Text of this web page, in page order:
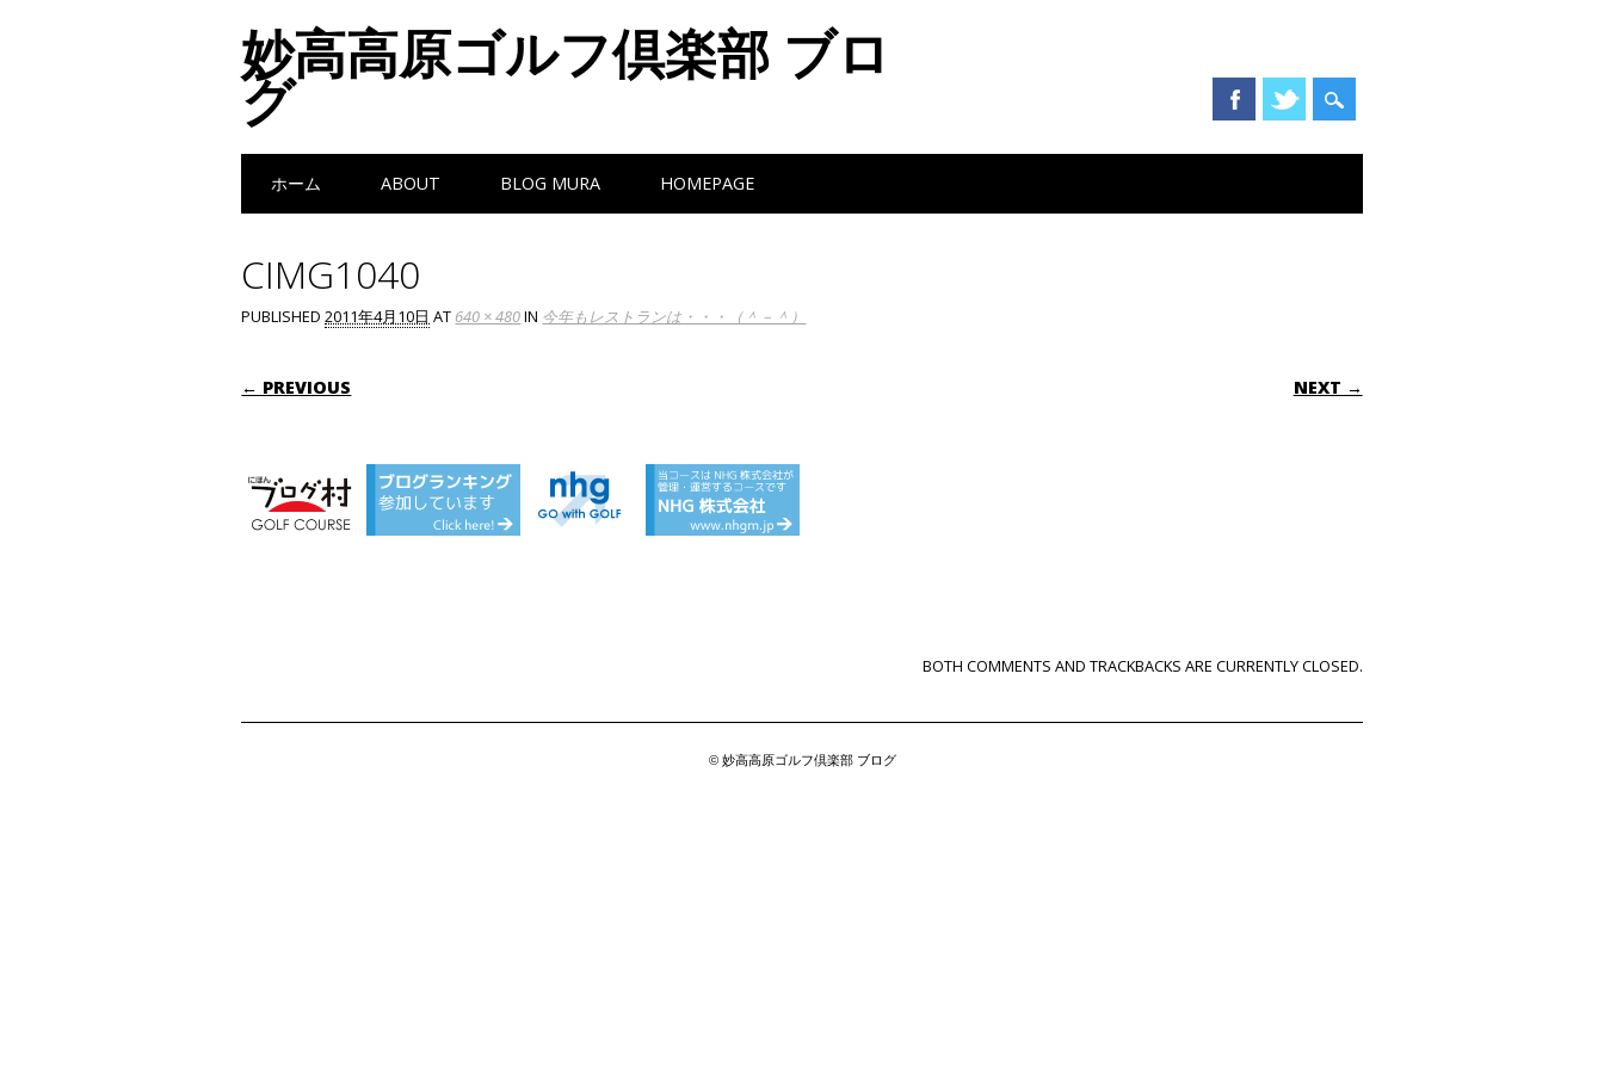
妙高高原ゴルフ倶楽部 ブロ
グ
Main menu
ホーム ABOUT BLOG MURA HOMEPAGE
CIMG1040
PUBLISHED2011年4月10日 AT 640 × 480IN 今年もレストランは・・・（＾－＾）
← PREVIOUS NEXT →
BOTH COMMENTS AND TRACKBACKS ARE CURRENTLY CLOSED.
© 妙高高原ゴルフ倶楽部 ブログ